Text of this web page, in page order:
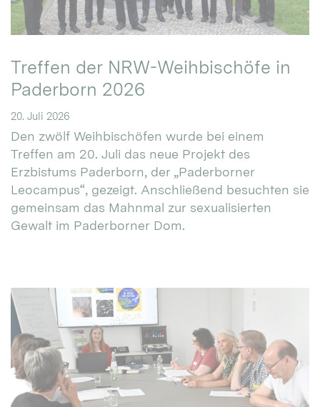
Treffen der NRW-Weihbischöfe in
Paderborn 2026
20. Juli 2026
Den zwölf Weihbischöfen wurde bei einem
Treffen am 20. Juli das neue Projekt des
Erzbistums Paderborn, der „Paderborner
Leocampus“, gezeigt. Anschließend besuchten sie
gemeinsam das Mahnmal zur sexualisierten
Gewalt im Paderborner Dom.